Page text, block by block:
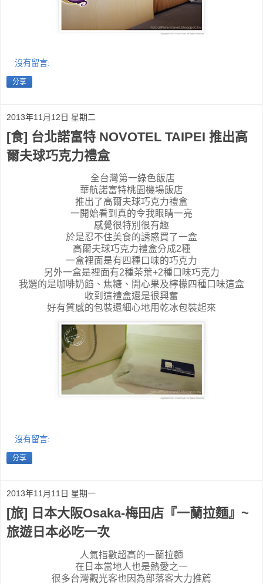
沒有留言:
分享
2013年11月12日 星期二
[食] 台北諾富特 NOVOTEL TAIPEI 推出高
爾夫球巧克力禮盒
全台灣第一綠色飯店
華航諾富特桃園機場飯店
推出了高爾夫球巧克力禮盒
一開始看到真的令我眼睛一亮
感覺很特別很有趣
於是忍不住美食的誘惑買了一盒
高爾夫球巧克力禮盒分成2種
一盒裡面是有四種口味的巧克力
另外一盒是裡面有2種茶葉+2種口味巧克力
我選的是咖啡奶餡、焦糖、開心果及檸檬四種口味這盒
收到這禮盒還是很興奮
好有質感的包裝還細心地用乾冰包裝起來
沒有留言:
分享
2013年11月11日 星期一
[旅] 日本大阪Osaka-梅田店『一蘭拉麵』~
旅遊日本必吃一次
人氣指數超高的一蘭拉麵
在日本當地人也是熱愛之一
很多台灣觀光客也因為部落客大力推薦